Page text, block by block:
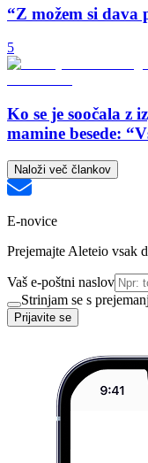
“Z možem si dava
5
Ko se je soočala z
mamine besede:
Naloži več člankov
E-novice
Prejemajte Aleteio vsak
Vaš e-poštni naslov
Strinjam se s
Prijavite se